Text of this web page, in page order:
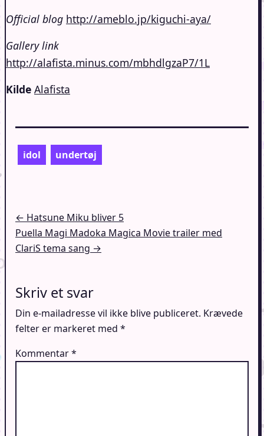
Official blog http://ameblo.jp/kiguchi-aya/
Gallery link
http://alafista.minus.com/mbhdlgzaP7/1L
Kilde Alafista
idol undertøj
Indlægsnavigation
← Hatsune Miku bliver 5
Puella Magi Madoka Magica Movie trailer med
ClariS tema sang →
Skriv et svar
Din e-mailadresse vil ikke blive publiceret. Krævede
felter er markeret med *
Kommentar*